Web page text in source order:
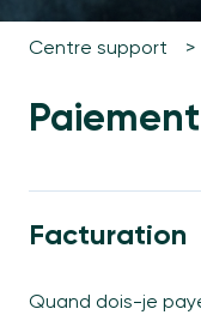
Centre support
Facturation
Quand dois-je